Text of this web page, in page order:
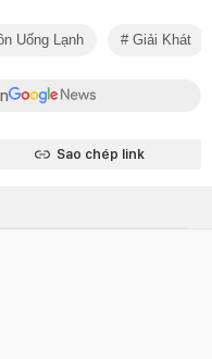
Uống Lạnh Giải Khát
Sao chép link